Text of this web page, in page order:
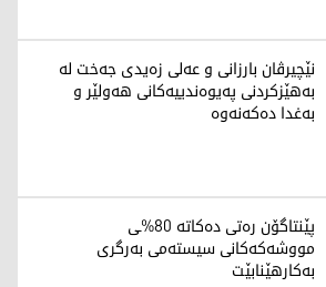
نێچیرڤان بارزانی و عەلی زەیدی جەخت لە
بەهێزکردنی پەیوەندییەکانی هەولێر و
بەغدا دەکەنەوە
پێنتاگۆن رەتی دەکاتە 80%ـی
مووشەکەکانی سیستەمی بەرگری
بەکارهێنابێت